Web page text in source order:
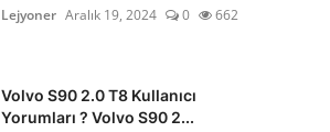
Lejyoner Aralık 19, 2024 0 662
Volvo S90 2.0 T8 Kullanıcı
Yorumları ? Volvo S90 2...